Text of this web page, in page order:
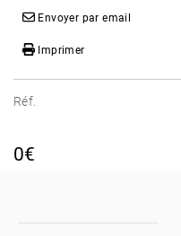
Envoyer par email
Imprimer
Réf.
0€